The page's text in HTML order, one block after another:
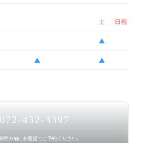
土 日祝
▲
▲ ▲
072-432-3397
の前にお電話でご予約ください。